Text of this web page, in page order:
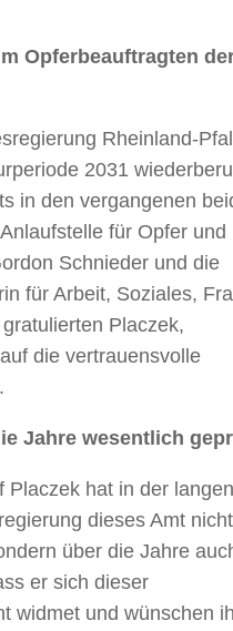
Opferbeauftragten
Rheinland-
2031
in den vergangenen
für Opfer und
Schnieder und die
für Arbeit, Soziales,
Placzek,
die vertrauensvolle
Jahre wesentlich
Placzek hat in der
dieses Amt
über die Jahre
er sich dieser
widmet und wünschen